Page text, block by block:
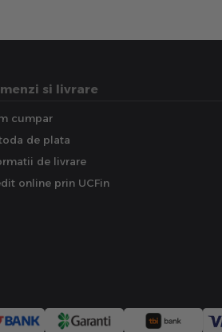
si livrare
cumpar
de plata
de livrare
online prin UCFin